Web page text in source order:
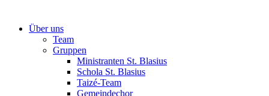
Über uns
Team
Gruppen
Ministranten St. Blasius
Schola St. Blasius
Taizé-Team
Gemeindechor